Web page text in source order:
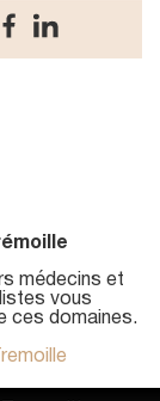
médecins et
vous
ces domaines.